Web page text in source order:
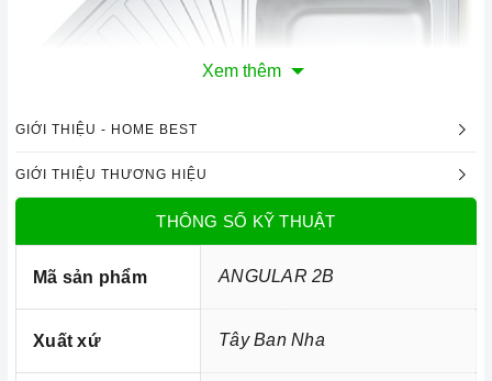
Xem thêm
GIỚI THIỆU - HOME BEST
GIỚI THIỆU THƯƠNG HIỆU
THÔNG SỐ KỸ THUẬT
Mã sản phẩm ANGULAR 2B
Xuất xứ Tây Ban Nha